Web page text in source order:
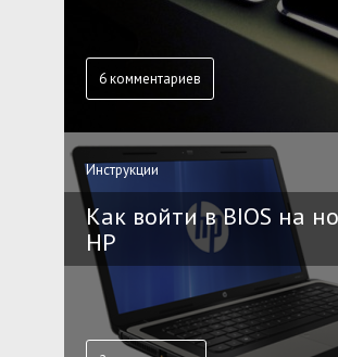
6 комментариев
Инструкции
Как войти в BIOS на
HP